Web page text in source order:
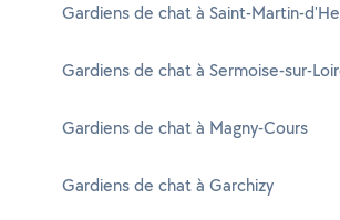
Gardiens de chat à Saint-Martin-
Gardiens de chat à Sermoise-sur-
Gardiens de chat à Magny-Cours
Gardiens de chat à Garchizy